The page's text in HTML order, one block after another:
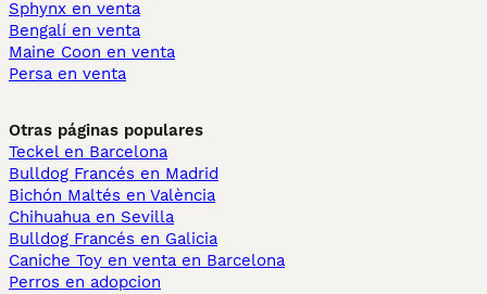
Sphynx en venta
Bengalí en venta
Maine Coon en venta
Persa en venta
Otras páginas populares
Teckel en Barcelona
Bulldog Francés en Madrid
Bichón Maltés en València
Chihuahua en Sevilla
Bulldog Francés en Galicia
Caniche Toy en venta en Barcelona
Perros en adopcion